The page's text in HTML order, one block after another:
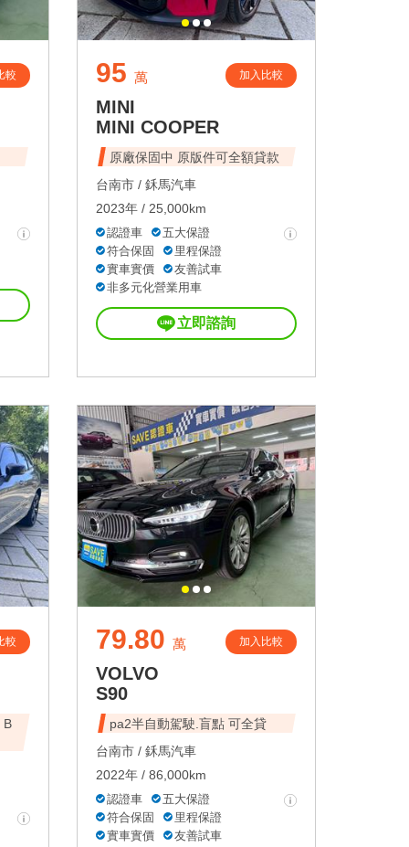
較 95 萬 加入比較
MINI
MINI COOPER
原廠保固中 原版件可全額貸款
台南市 / 鉌馬汽車
2023年 / 25,000km
認證車
五大保證
符合保固
里程保證
實車實價
友善試車
非多元化營業用車
立即諮詢
較
B
79.80 萬 加入比較
VOLVO
S90
pa2半自動駕駛.盲點 可全貸
台南市 / 鉌馬汽車
2022年 / 86,000km
認證車
五大保證
符合保固
里程保證
實車實價
友善試車